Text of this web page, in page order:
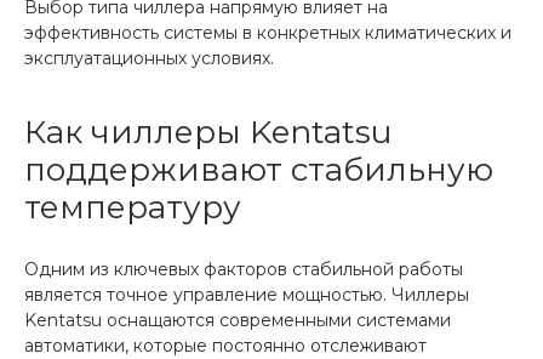
Выбор типа чиллера напрямую влияет на
эффективность системы в конкретных климатических и
эксплуатационных условиях.
Как чиллеры Kentatsu
поддерживают стабильную
температуру
Одним из ключевых факторов стабильной работы
является точное управление мощностью. Чиллеры
Kentatsu оснащаются современными системами
автоматики, которые постоянно отслеживают